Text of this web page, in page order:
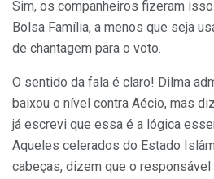
Sim, os companheiros fizeram
Bolsa Família, a menos que seja
de chantagem para o voto.
O sentido da fala é claro! Dilma
baixou o nível contra Aécio, mas
já escrevi que essa é a lógica
Aqueles celerados do Estado
cabeças, dizem que o